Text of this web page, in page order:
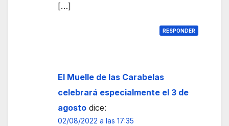
[…]
RESPONDER
El Muelle de las Carabelas
celebrará especialmente el 3 de
agosto dice:
02/08/2022 a las 17:35